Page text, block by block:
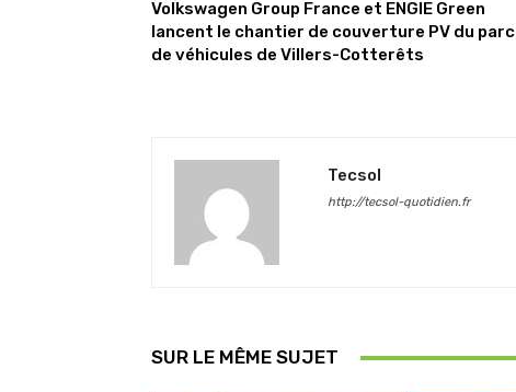
Volkswagen Group France et ENGIE Green
lancent le chantier de couverture PV du parc
de véhicules de Villers-Cotterêts
Tecsol
http://tecsol-quotidien.fr
SUR LE MÊME SUJET